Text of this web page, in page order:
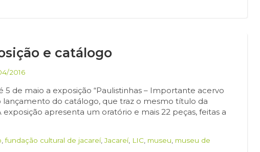
e catálogo
2016
de maio a exposição “Paulistinhas – Importante acervo
lançamento do catálogo, que traz o mesmo título da
apresenta um oratório e mais 22 peças, feitas a
,fundação cultural de jacareí,Jacareí, LIC museu museu de